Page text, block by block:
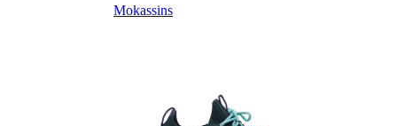
Mokassins